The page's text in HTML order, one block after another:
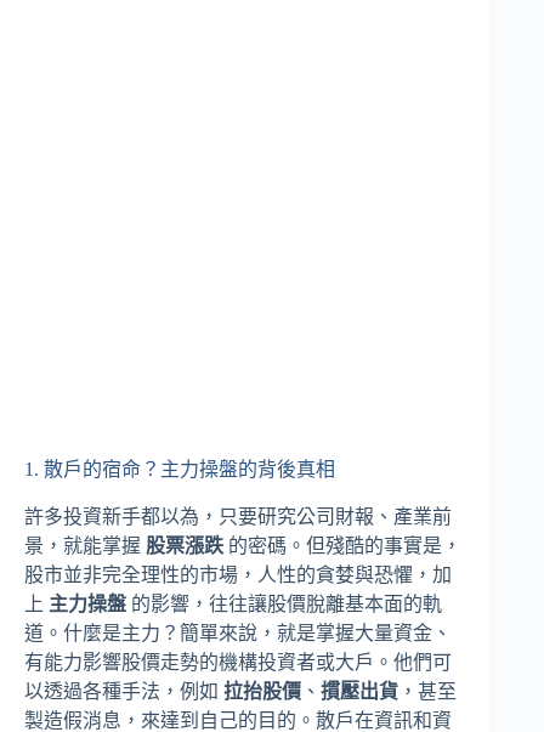
1. 散戶的宿命？主力操盤的背後真相
許多投資新手都以為，只要研究公司財報、產業前
景，就能掌握 股票漲跌 的密碼。但殘酷的事實是，
股市並非完全理性的市場，人性的貪婪與恐懼，加
上 主力操盤 的影響，往往讓股價脫離基本面的軌
道。什麼是主力？簡單來說，就是掌握大量資金、
有能力影響股價走勢的機構投資者或大戶。他們可
以透過各種手法，例如 拉抬股價 、 摜壓出貨 ，甚至
製造假消息，來達到自己的目的。散戶在資訊和資